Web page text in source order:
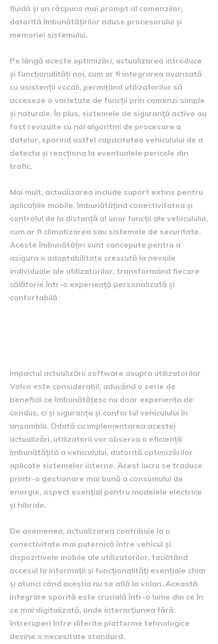
fluidă și un răspuns mai prompt al comenzilor,
datorită îmbunătățirilor aduse procesorului și
memoriei sistemului.
Pe lângă aceste optimizări, actualizarea introduce
și funcționalități noi, cum ar fi integrarea avansată
cu asistenții vocali, permițând utilizatorilor să
acceseze o varietate de funcții prin comenzi simple
și naturale. În plus, sistemele de siguranță active au
fost revizuite cu noi algoritmi de procesare a
datelor, sporind astfel capacitatea vehiculului de a
detecta și reacționa la eventualele pericole din
trafic.
Mai mult, actualizarea include suport extins pentru
aplicațiile mobile, îmbunătățind conectivitatea și
controlul de la distanță al unor funcții ale vehiculului,
cum ar fi climatizarea sau sistemele de securitate.
Aceste îmbunătățiri sunt concepute pentru a
asigura o adaptabilitate crescută la nevoile
individuale ale utilizatorilor, transformând fiecare
călătorie într-o experiență personalizată și
confortabilă.
Impactul actualizării software asupra utilizatorilor
Volvo este considerabil, aducând o serie de
beneficii ce îmbunătățesc nu doar experiența de
condus, ci și siguranța și confortul vehiculului în
ansamblu. Odată cu implementarea acestei
actualizări, utilizatorii vor observa o eficiență
îmbunătățită a vehiculului, datorită optimizărilor
aplicate sistemelor interne. Acest lucru se traduce
printr-o gestionare mai bună a consumului de
energie, aspect esențial pentru modelele electrice
și hibride.
De asemenea, actualizarea contribuie la o
conectivitate mai puternică între vehicul și
dispozitivele mobile ale utilizatorilor, facilitând
accesul la informații și funcționalități esențiale chiar
și atunci când aceștia nu se află la volan. Această
integrare sporită este crucială într-o lume din ce în
ce mai digitalizată, unde interacțiunea fără
întreruperi între diferite platforme tehnologice
devine o necesitate standard.